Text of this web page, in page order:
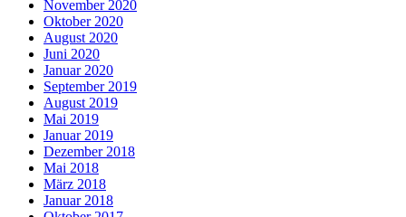
November 2020
Oktober 2020
August 2020
Juni 2020
Januar 2020
September 2019
August 2019
Mai 2019
Januar 2019
Dezember 2018
Mai 2018
März 2018
Januar 2018